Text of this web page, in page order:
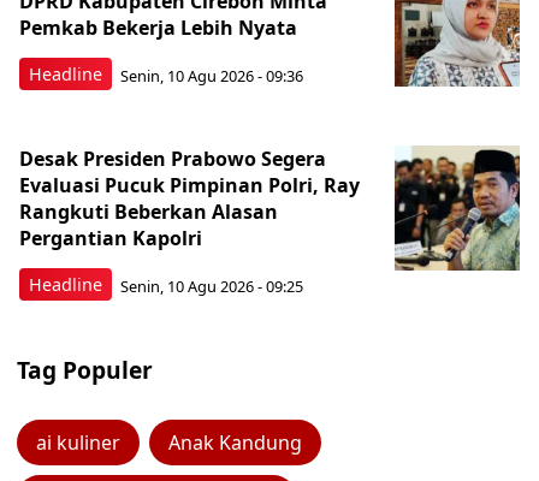
Headline
Pemkab Bekerja Lebih Nyata
Senin, 10 Agu 2026 - 09:36
Headline
Desak Presiden Prabowo Segera
Evaluasi Pucuk Pimpinan Polri, Ray
Rangkuti Beberkan Alasan
Pergantian Kapolri
Senin, 10 Agu 2026 - 09:25
Tag Populer
ai kuliner Anak Kandung